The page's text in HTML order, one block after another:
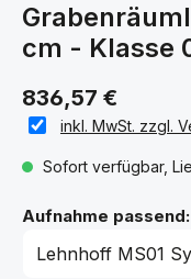
cm - Klasse
836,57 €
inkl. MwSt. zzgl.
Sofort verfügbar,
Aufnahme passend: